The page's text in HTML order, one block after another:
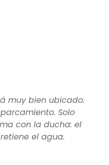
muy bien ubicado.
Solo
con la ducha: el
el agua.